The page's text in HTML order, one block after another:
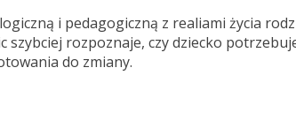
i pedagogiczną z realiami życia
szybciej rozpoznaje, czy dziecko
do zmiany.